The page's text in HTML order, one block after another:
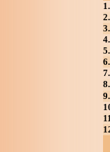
1.
2.
3.
4.
5.
6.
7.
8.
9.